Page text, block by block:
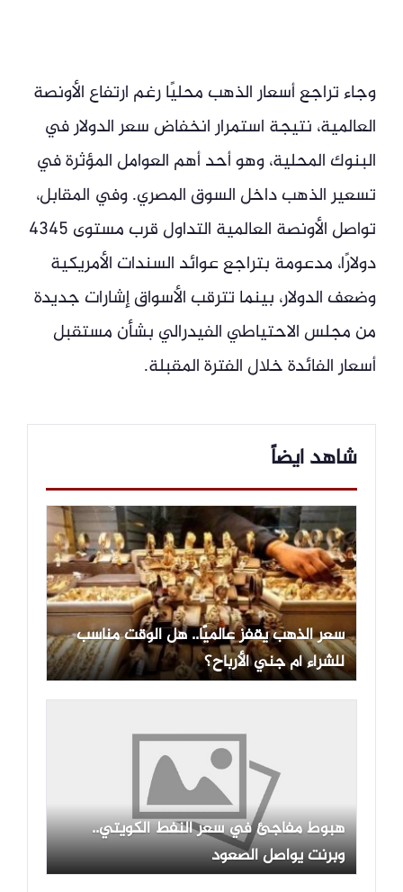
وجاء تراجع أسعار الذهب محليًا رغم ارتفاع الأونصة
العالمية، نتيجة استمرار انخفاض سعر الدولار في
البنوك المحلية، وهو أحد أهم العوامل المؤثرة في
تسعير الذهب داخل السوق المصري. وفي المقابل،
تواصل الأونصة العالمية التداول قرب مستوى 4345
دولارًا، مدعومة بتراجع عوائد السندات الأمريكية
وضعف الدولار، بينما تترقب الأسواق إشارات جديدة
من مجلس الاحتياطي الفيدرالي بشأن مستقبل
أسعار الفائدة خلال الفترة المقبلة.
شاهد ايضاً
سعر الذهب يقفز عالميًا.. هل الوقت مناسب
للشراء أم جني الأرباح؟
هبوط مفاجئ في سعر النفط الكويتي..
وبرنت يواصل الصعود